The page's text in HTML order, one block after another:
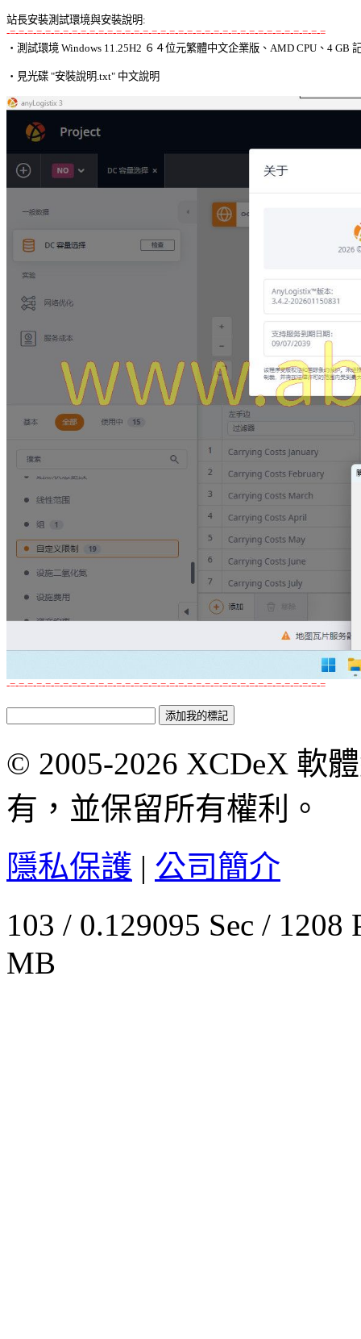
站長安裝測試環境與安裝說明:
-=-=-=-=-=-=-=-=-=-=-=-=-=-=-=-=-=-=-=-=-=-=-=-=-=-=-=-=-=-=-=-=-=-=-=-=
‧測試環境 Windows 11.25H2 ６４位元繁體中文企業版、AMD CPU、4 GB
‧見光碟 "安裝說明.txt" 中文說明
-=-=-=-=-=-=-=-=-=-=-=-=-=-=-=-=-=-=-=-=-=-=-=-=-=-=-=-=-=-=-=-=-=-=-=-=
© 2005-2026 XCDeX 軟
有，並保留所有權利。
隱私保護 | 公司簡介
103 / 0.129095 Sec /
MB